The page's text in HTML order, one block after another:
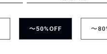
ウィークリーコーデ
～50%OFF ～